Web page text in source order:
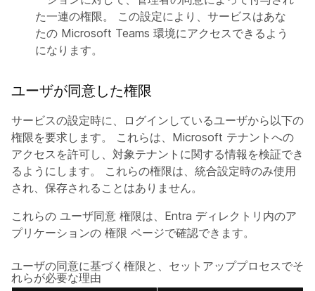
た一連の権限。 この設定により、サービスはあな
たの Microsoft Teams 環境にアクセスできるよう
になります。
ユーザが同意した権限
サービスの設定時に、ログインしているユーザから以下の
権限を要求します。 これらは、Microsoft テナントへの
アクセスを許可し、対象テナントに関する情報を検証でき
るようにします。 これらの権限は、統合設定時のみ使用
され、保存されることはありません。
これらの ユーザ同意 権限は、Entra ディレクトリ内のア
プリケーションの 権限 ページで確認できます。
ユーザの同意に基づく権限と、セットアッププロセスでそ
れらが必要な理由